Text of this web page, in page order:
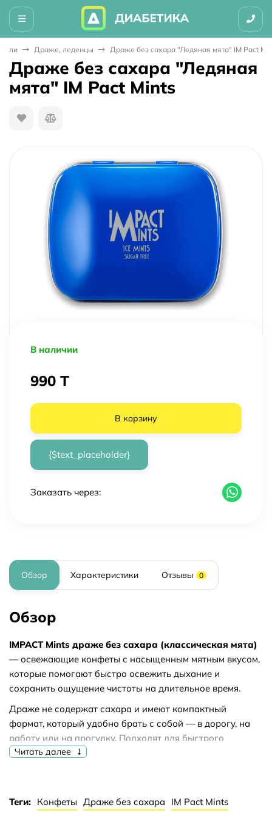
Драже, леденцы Драже без сахара "Ледяная мята" IM Pact
Драже без сахара "Ледяная
мята" IM Pact Mints
В наличии
990 T
В корзину
{$text_placeholder}
Заказать через:
Обзор Характеристики Отзывы 0
Обзор
IMPACT Mints драже без сахара (классическая мята)
— освежающие конфеты с насыщенным мятным вкусом,
которые помогают быстро освежить дыхание и
сохранить ощущение чистоты на длительное время.
Драже не содержат сахара и имеют компактный
формат, который удобно брать с собой — в дорогу, на
работу или на прогулку. Подходят для быстрого
освежения дыхания и разнообразия рациона без
аспартам, антислеживатель (стеарат магния),
Читать далее
Теги: Конфеты Драже без сахара IM Pact Mints